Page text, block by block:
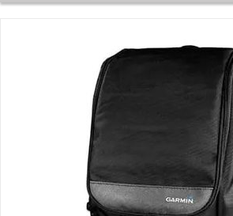
TILL KASSAN
Biltillbehör och reservdelar - BDS
Suzuki - Utombordare
Suzumar - Gummibåtar
Honda - Utombordare
HonWave - Gummibåtar
Honda - Elverk & Pumpar